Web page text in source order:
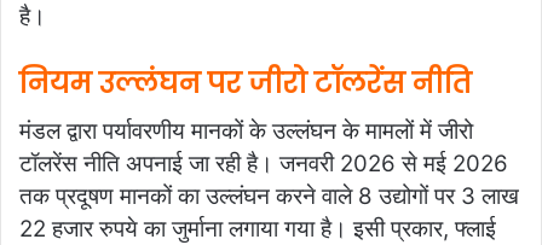
है।
नियम उल्लंघन पर जीरो टॉलरेंस नीति
मंडल द्वारा पर्यावरणीय मानकों के उल्लंघन के मामलों में जीरो
टॉलरेंस नीति अपनाई जा रही है। जनवरी 2026 से मई 2026
तक प्रदूषण मानकों का उल्लंघन करने वाले 8 उद्योगों पर 3 लाख
22 हजार रुपये का जुर्माना लगाया गया है। इसी प्रकार, फ्लाई